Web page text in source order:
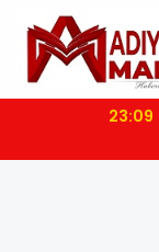
23:09